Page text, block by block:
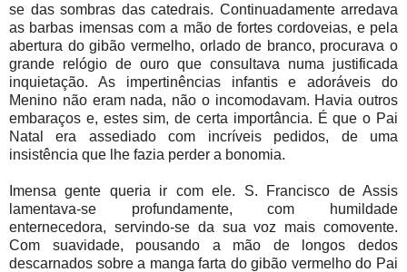
se das sombras das catedrais. Continuadamente arredava
as barbas imensas com a mão de fortes cordoveias, e pela
abertura do gibão vermelho, orlado de branco, procurava o
grande relógio de ouro que consultava numa justificada
inquietação. As impertinências infantis e adoráveis do
Menino não eram nada, não o incomodavam. Havia outros
embaraços e, estes sim, de certa importância. É que o Pai
Natal era assediado com incríveis pedidos, de uma
insistência que lhe fazia perder a bonomia.
Imensa gente queria ir com ele. S. Francisco de Assis
lamentava-se profundamente, com humildade
enternecedora, servindo-se da sua voz mais comovente.
Com suavidade, pousando a mão de longos dedos
descarnados sobre a manga farta do gibão vermelho do Pai